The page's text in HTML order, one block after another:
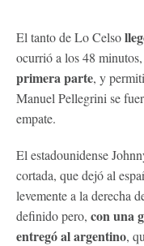
El tanto de Lo Celso
ocurrió a los 48
primera parte, y
Manuel Pellegrini se
empate.
El estadounidense
cortada, que dejó al
levemente a la derecha
definido pero, con una
entregó al argentino,